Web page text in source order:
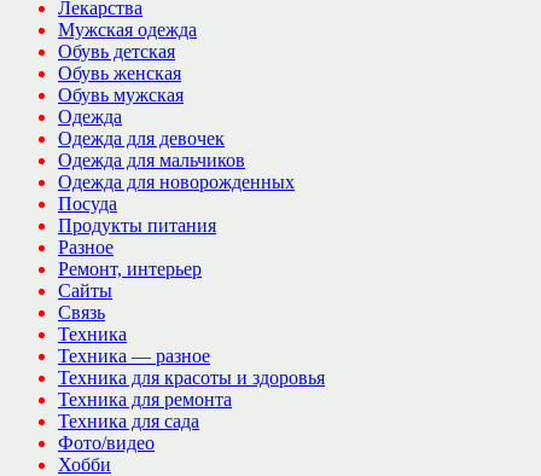
Лекарства
Мужская одежда
Обувь детская
Обувь женская
Обувь мужская
Одежда
Одежда для девочек
Одежда для мальчиков
Одежда для новорожденных
Посуда
Продукты питания
Разное
Ремонт, интерьер
Сайты
Связь
Техника
Техника — разное
Техника для красоты и здоровья
Техника для ремонта
Техника для сада
Фото/видео
Хобби